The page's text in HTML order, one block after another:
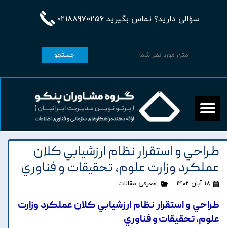
سؤالی دارید؟ تماس بگیرید 02188970256
جستجو
طراحي و استقرار نظام ارزشيابي کلان
عملکرد وزارت علوم، تحقيقات و فناوري
۱۸ آبان ۱۴۰۲ معرفی مقالات
طراحي و استقرار نظام ارزشيابي کلان عملکرد وزارت
علوم، تحقيقات و فناوري